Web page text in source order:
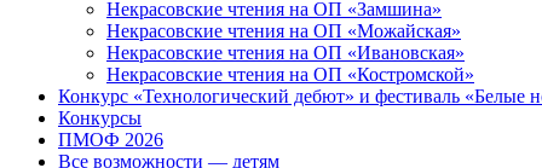
Некрасовские чтения на ОП «Замшина»
Некрасовские чтения на ОП «Можайская»
Некрасовские чтения на ОП «Ивановская»
Некрасовские чтения на ОП «Костромской»
Конкурс «Технологический дебют» и фестиваль «Белые
Конкурсы
ПМОФ 2026
Все возможности — детям